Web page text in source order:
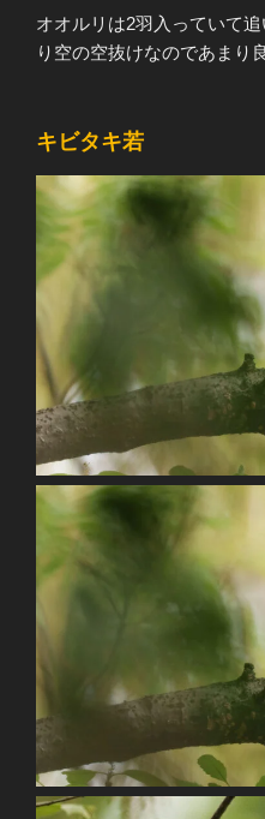
オオルリは2羽入っていて
り空の空抜けなのであまり
キビタキ若